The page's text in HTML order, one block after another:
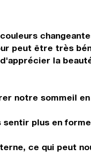
peut être très
la
notre sommeil
plus en
ce qui peut